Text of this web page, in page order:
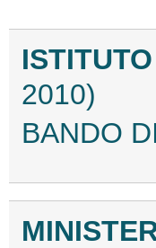
2010)
BANDO